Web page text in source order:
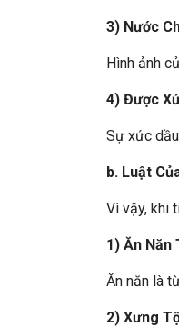
3) Nước
Hình ảnh
4) Được
Sự xức
b. Luật
Vì vậy, khi
1) Ăn Năn
Ăn năn là
2) Xưng